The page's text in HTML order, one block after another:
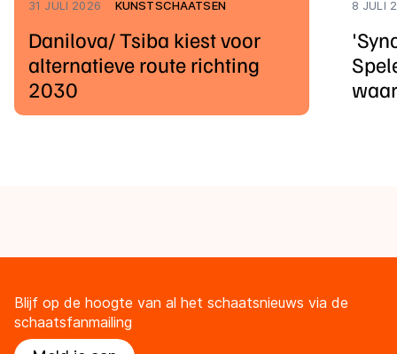
31 JULI 2026 KUNSTSCHAATSEN
Danilova/ Tsiba kiest voor
alternatieve route richting
2030
8 JULI
Blijf op de hoogte van al het schaatsnieuws via de
schaatsfanmailing